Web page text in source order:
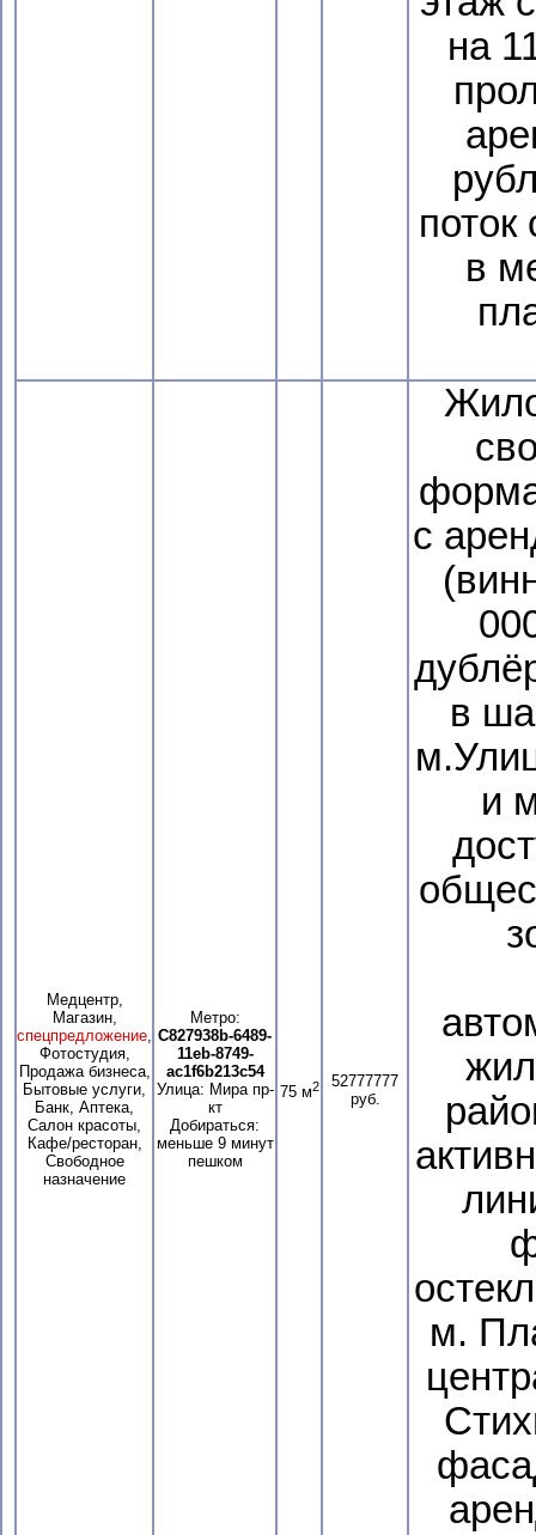
на
поток
в
Медцентр,
Магазин,
спецпредложение,
Фотостудия,
Продажа бизнеса,
Бытовые услуги,
Банк, Аптека,
Салон красоты,
Кафе/ресторан,
Свободное
назначение
Метро:
C827938b-6489-
11eb-8749-
ac1f6b213c54
Улица: Мира пр-
кт
Добираться:
меньше 9 минут
пешком
75 м2
52777777
руб.
с
в
и
м.